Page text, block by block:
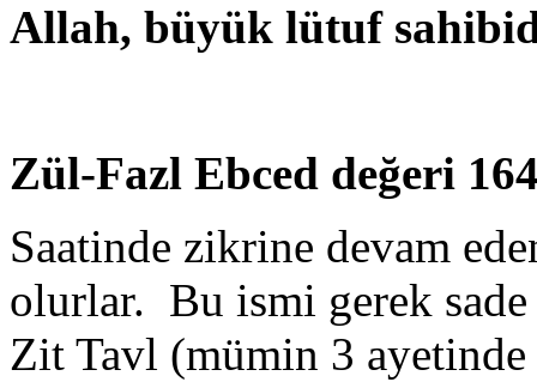
Allah, büyük lütuf
Zül-Fazl Ebced değeri
Saatinde zikrine devam
olurlar. Bu ismi gerek
Zit Tavl (mümin 3 ayetinde